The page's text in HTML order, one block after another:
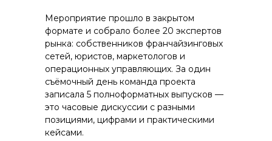
Мероприятие прошло в закрытом
формате и собрало более 20 экспертов
рынка: собственников франчайзинговых
сетей, юристов, маркетологов и
операционных управляющих. За один
съёмочный день команда проекта
записала 5 полноформатных выпусков —
это часовые дискуссии с разными
позициями, цифрами и практическими
кейсами.